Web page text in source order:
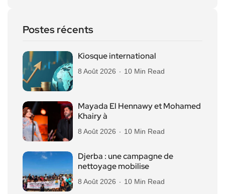
Postes récents
Kiosque international
8 Août 2026 10 Min Read
Mayada El Hennawy et Mohamed
Khairy à
8 Août 2026 10 Min Read
Djerba : une campagne de
nettoyage mobilise
8 Août 2026 10 Min Read